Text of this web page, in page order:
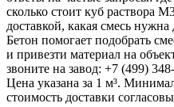
сколько стоит куб раствора
доставкой, какая смесь
Бетон помогает подобрать
и привезти материал на
звоните на завод: +7 (499)
Цена указана за 1 м³.
стоимость доставки